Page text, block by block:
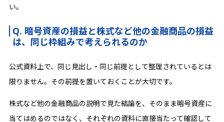
い。
Q. 暗号資産の損益と株式など他の金融商品の損益
は、同じ枠組みで考えられるのか
公式資料上で、同じ見出し・同じ前提として整理されているとは
限りません。その前提を置いておくことが大切です。
株式など他の金融商品の説明で見た結論を、そのまま暗号資産に
当てはめるのではなく、それぞれの資料に直接当たって確認して